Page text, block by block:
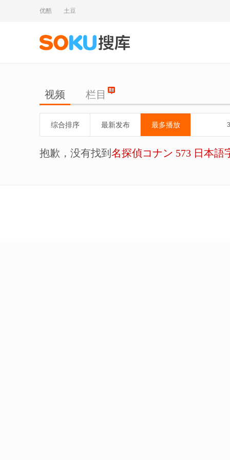
优酷 土豆
视频 栏目
综合排序 最新发布 最多播放
抱歉，没有找到 名探偵コナン 573 日本語